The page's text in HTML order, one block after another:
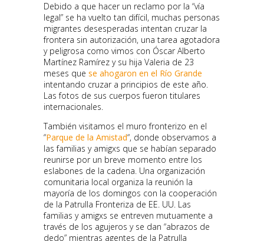
Debido a que hacer un reclamo por la “vía
legal” se ha vuelto tan difícil, muchas personas
migrantes desesperadas intentan cruzar la
frontera sin autorización, una tarea agotadora
y peligrosa como vimos con Óscar Alberto
Martínez Ramírez y su hija Valeria de 23
meses que se ahogaron en el Río Grande
intentando cruzar a principios de este año.
Las fotos de sus cuerpos fueron titulares
internacionales.
También visitamos el muro fronterizo en el
“Parque de la Amistad“, donde observamos a
las familias y amigxs que se habían separado
reunirse por un breve momento entre los
eslabones de la cadena. Una organización
comunitaria local organiza la reunión la
mayoría de los domingos con la cooperación
de la Patrulla Fronteriza de EE. UU. Las
familias y amigxs se entreven mutuamente a
través de los agujeros y se dan “abrazos de
dedo” mientras agentes de la Patrulla